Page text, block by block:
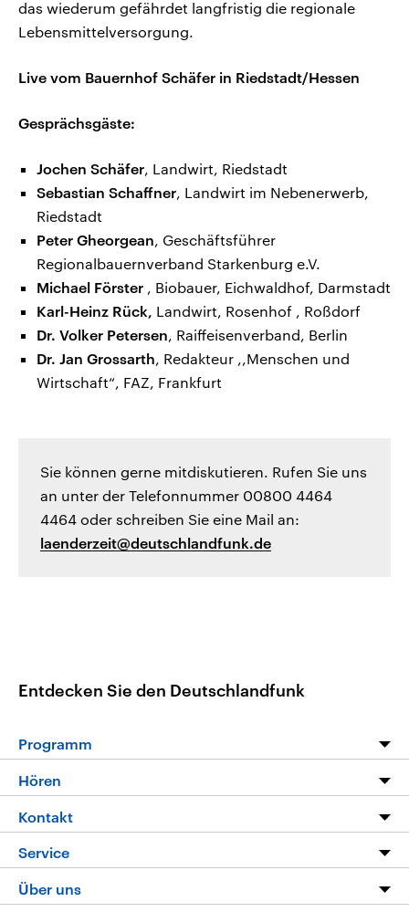
das wiederum gefährdet langfristig die regionale
Lebensmittelversorgung.
Live vom Bauernhof Schäfer in Riedstadt/Hessen
Gesprächsgäste:
Jochen Schäfer, Landwirt, Riedstadt
Sebastian Schaffner, Landwirt im Nebenerwerb,
Riedstadt
Peter Gheorgean, Geschäftsführer
Regionalbauernverband Starkenburg e.V.
Michael Förster , Biobauer, Eichwaldhof, Darmstadt
Karl-Heinz Rück, Landwirt, Rosenhof , Roßdorf
Dr. Volker Petersen, Raiffeisenverband, Berlin
Dr. Jan Grossarth, Redakteur ,,Menschen und
Wirtschaft“, FAZ, Frankfurt
Sie können gerne mitdiskutieren. Rufen Sie uns
an unter der Telefonnummer 00800 4464
4464 oder schreiben Sie eine Mail an:
laenderzeit@deutschlandfunk.de
Entdecken Sie den Deutschlandfunk
Programm
Die Nachrichten
Nachrichtenleicht
Neue Beiträge auf dlf.de
Hören
Livestream
Podcasts
Deutschlandfunk App
Kontakt
Hörerservice
Service
FAQ
Über uns